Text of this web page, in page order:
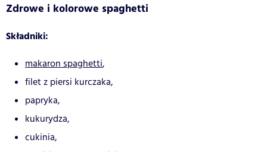
Zdrowe i kolorowe spaghetti
Składniki:
makaron spaghetti,
filet z piersi kurczaka,
papryka,
kukurydza,
cukinia,